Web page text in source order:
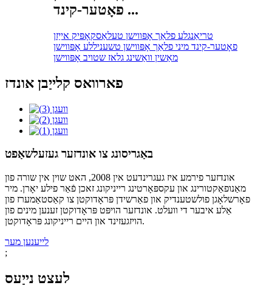
פאָטער-קינד ...
טריאַנגלע פלאַך אָפּווישן טעלאַסקאָפּיק אייַזן
פאָטער-קינד מיני פלאַך אָפּווישן טשעניללע אָפּווישן
מאַשין וואַשינג גלאז שטויב אָפּווישן
פארוואס קלייַבן אונדז
באַגריסונג צו אונדזער געזעלשאַפט
אונדזער פירמע איז געגרינדעט אין 2008, האט שוין אין שורה פון
מאַנופאַקטורינג און עקספּאָרטינג רייניקונג זאכן פֿאַר פילע יאָרן. מיר
פאָרשלאָגן פולשטענדיק און פאַרשידן פּראָדוקטן צו קאַסטאַמערז פון
אַלע איבער די וועלט. אונדזער הויפּט פּראָדוקטן זענען מינים פון
הויזגעזינד און היים רייניקונג פּראָדוקטן.
לייענען מער
;
לעצט נייַעס